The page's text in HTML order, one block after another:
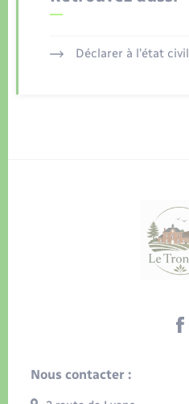
Déclarer à l’état civil
Nous contacter :